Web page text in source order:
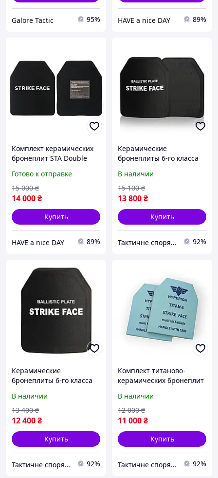
Galore Tactic 95% HAVE a nice DAY 89%
Комплект керамических
бронеплит STA Double
6 класс 2.8 кг (2051997549)
Готово к отправке
14 000₴
15 000 ₴
Купить
HAVE a nice DAY 89%
Керамические
бронеплиты 6-го класса
25х30см.
В наличии
13 800₴
15 100 ₴
Купить
Тактичне спорядження 92%
Керамические
бронеплиты 6-го класса
В наличии
12 400₴
13 400 ₴
Купить
Тактичне спорядження 92%
Комплект титаново-
керамических бронеплит
мм (2 шт, 2.2 кг/плита)
В наличии
11 000₴
12 000 ₴
Купить
Тактичне спорядження 92%